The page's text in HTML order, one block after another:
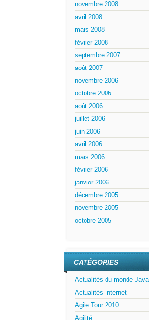
novembre 2008
avril 2008
mars 2008
février 2008
septembre 2007
août 2007
novembre 2006
octobre 2006
août 2006
juillet 2006
juin 2006
avril 2006
mars 2006
février 2006
janvier 2006
décembre 2005
novembre 2005
octobre 2005
CATÉGORIES
Actualités du monde Java
Actualités Internet
Agile Tour 2010
Agilité